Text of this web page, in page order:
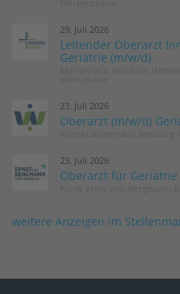
29. Juli 2026
Leitender Oberarzt
Geriatrie (m/w/d)
23. Juli 2026
Oberarzt (m/w/d)
23. Juli 2026
Oberarzt für Geriatrie
weitere Anzeigen im